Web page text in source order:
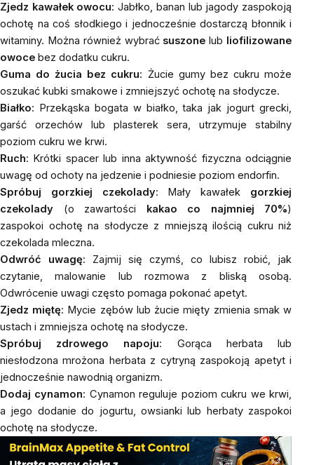
Zjedz kawałek owocu: Jabłko, banan lub jagody zaspokoją
ochotę na coś słodkiego i jednocześnie dostarczą błonnik i
witaminy. Można również wybrać suszone lub liofilizowane
owoce bez dodatku cukru.
Guma do żucia bez cukru: Żucie gumy bez cukru może
oszukać kubki smakowe i zmniejszyć ochotę na słodycze.
Białko: Przekąska bogata w białko, taka jak jogurt grecki,
garść orzechów lub plasterek sera, utrzymuje stabilny
poziom cukru we krwi.
Ruch: Krótki spacer lub inna aktywność fizyczna odciągnie
uwagę od ochoty na jedzenie i podniesie poziom endorfin.
Spróbuj gorzkiej czekolady: Mały kawałek gorzkiej
czekolady (o zawartości kakao co najmniej 70%)
zaspokoi ochotę na słodycze z mniejszą ilością cukru niż
czekolada mleczna.
Odwróć uwagę: Zajmij się czymś, co lubisz robić, jak
czytanie, malowanie lub rozmowa z bliską osobą.
Odwrócenie uwagi często pomaga pokonać apetyt.
Zjedz miętę: Mycie zębów lub żucie mięty zmienia smak w
ustach i zmniejsza ochotę na słodycze.
Spróbuj zdrowego napoju: Gorąca herbata lub
niesłodzona mrożona herbata z cytryną zaspokoją apetyt i
jednocześnie nawodnią organizm.
Dodaj cynamon: Cynamon reguluje poziom cukru we krwi,
a jego dodanie do jogurtu, owsianki lub herbaty zaspokoi
ochotę na słodycze.